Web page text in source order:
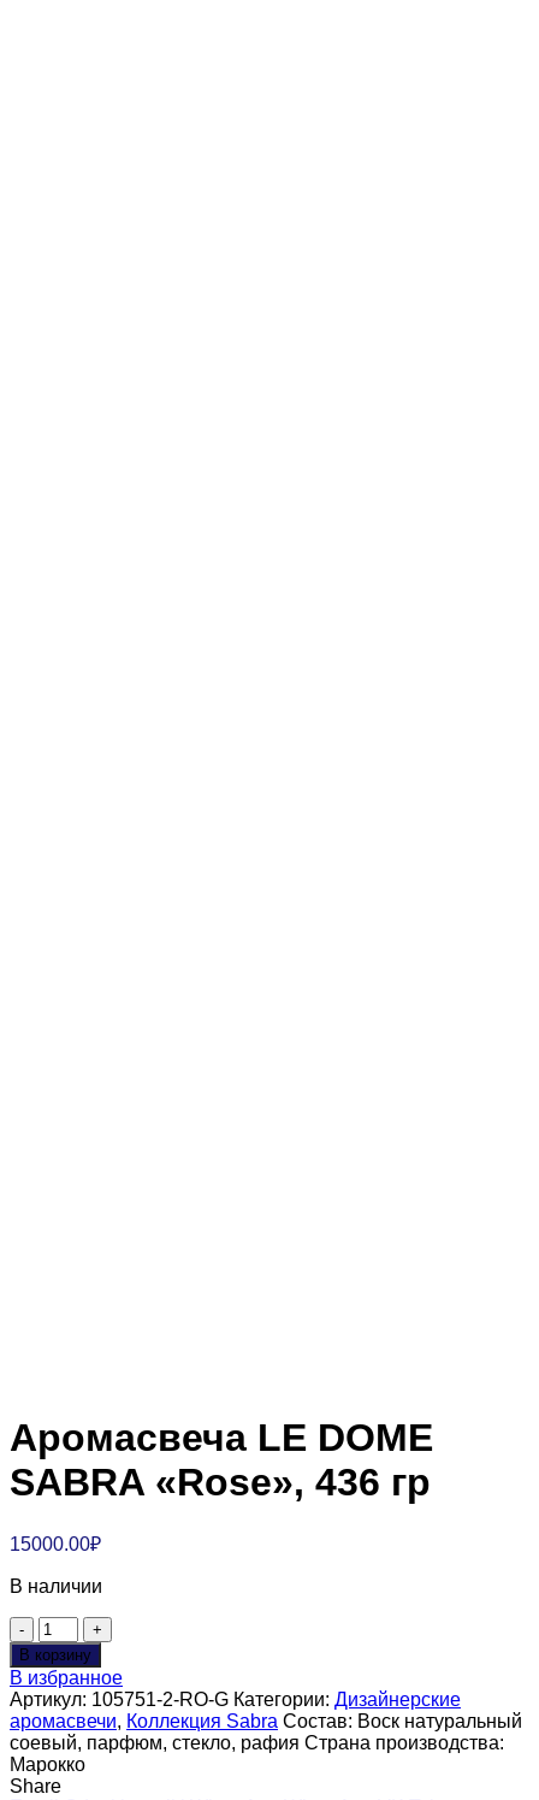
Аромасвеча LE DOME
SABRA «Rose», 436 гр
15000.00₽
В наличии
Количество
товара
Аромасвеча
LE
DOME
SABRA
"Rose",
436
В корзину
В избранное
Артикул: 105751-2-RO-G Категории: Дизайнерские
аромасвечи, Коллекция Sabra Состав: Воск натуральный
соевый, парфюм, стекло, рафия Страна производства:
Марокко
Share